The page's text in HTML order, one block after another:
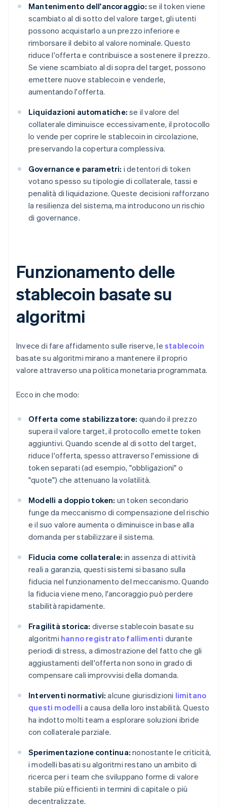
Mantenimento dell'ancoraggio: se il token viene
scambiato al di sotto del valore target, gli utenti
possono acquistarlo a un prezzo inferiore e
rimborsare il debito al valore nominale. Questo
riduce l'offerta e contribuisce a sostenere il prezzo.
Se viene scambiato al di sopra del target, possono
emettere nuove stablecoin e venderle,
aumentando l'offerta.
Liquidazioni automatiche: se il valore del
collaterale diminuisce eccessivamente, il protocollo
lo vende per coprire le stablecoin in circolazione,
preservando la copertura complessiva.
Governance e parametri: i detentori di token
votano spesso su tipologie di collaterale, tassi e
penalità di liquidazione. Queste decisioni rafforzano
la resilienza del sistema, ma introducono un rischio
di governance.
Funzionamento delle
stablecoin basate su
algoritmi
Invece di fare affidamento sulle riserve, le stablecoin
basate su algoritmi mirano a mantenere il proprio
valore attraverso una politica monetaria programmata.
Ecco in che modo:
Offerta come stabilizzatore: quando il prezzo
supera il valore target, il protocollo emette token
aggiuntivi. Quando scende al di sotto del target,
riduce l'offerta, spesso attraverso l'emissione di
token separati (ad esempio, "obbligazioni" o
"quote") che attenuano la volatilità.
Modelli a doppio token: un token secondario
funge da meccanismo di compensazione del rischio
e il suo valore aumenta o diminuisce in base alla
domanda per stabilizzare il sistema.
Fiducia come collaterale: in assenza di attività
reali a garanzia, questi sistemi si basano sulla
fiducia nel funzionamento del meccanismo. Quando
la fiducia viene meno, l'ancoraggio può perdere
stabilità rapidamente.
Fragilità storica: diverse stablecoin basate su
algoritmi hanno registrato fallimenti durante
periodi di stress, a dimostrazione del fatto che gli
aggiustamenti dell'offerta non sono in grado di
compensare cali improvvisi della domanda.
Interventi normativi: alcune giurisdizioni limitano
questi modelli a causa della loro instabilità. Questo
ha indotto molti team a esplorare soluzioni ibride
con collaterale parziale.
Sperimentazione continua: nonostante le criticità,
i modelli basati su algoritmi restano un ambito di
ricerca per i team che sviluppano forme di valore
stabile più efficienti in termini di capitale o più
decentralizzate.